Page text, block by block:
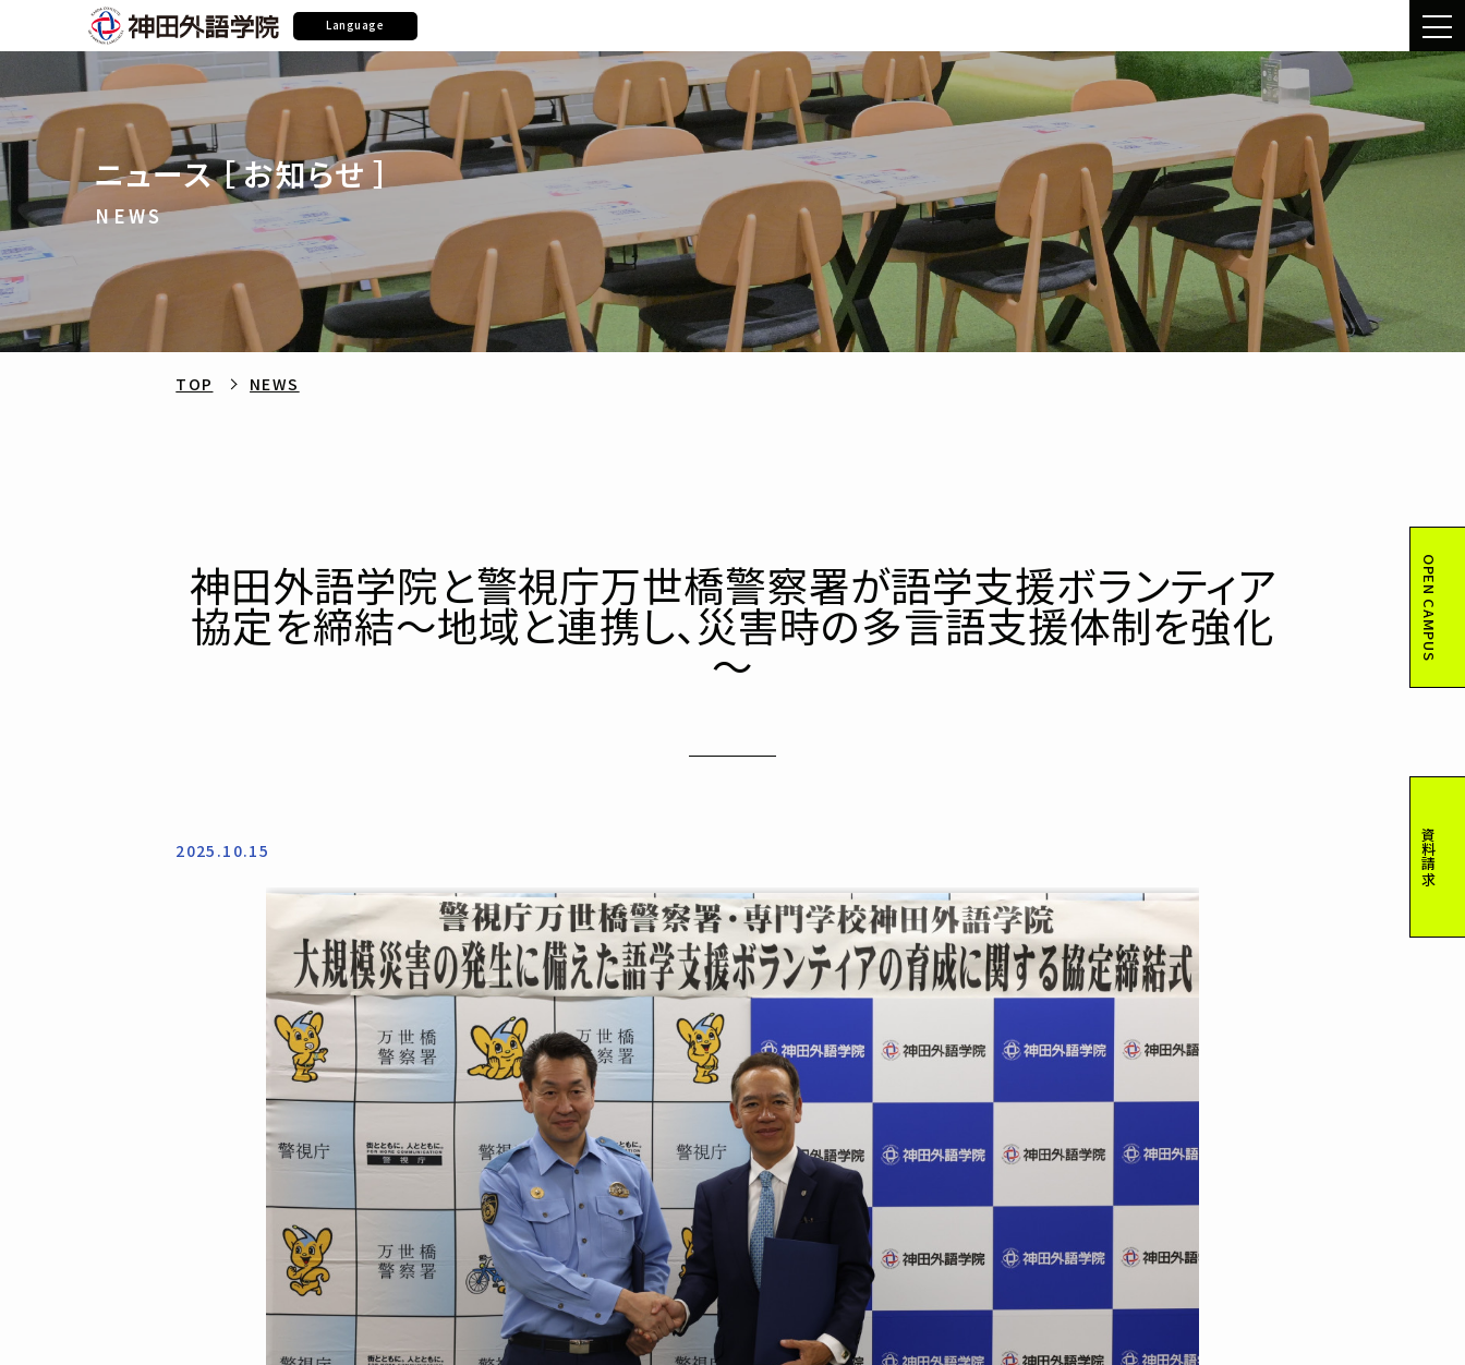
Language
OPEN CAMPUS
資料請求
ニュース ［ お知らせ ］
NEWS
TOP NEWS
神田外語学院と警視庁万世橋警察署が語学支援ボランティア
協定を締結～地域と連携し、災害時の多言語支援体制を強化
～
2025.10.15